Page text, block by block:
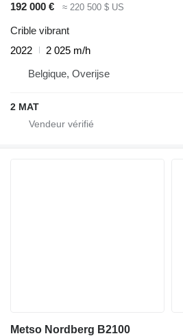
192 000 €
≈ 220 500 $ US
Crible vibrant
2022
2 025 m/h
Belgique, Overijse
2 MAT
Metso Nordberg B2100